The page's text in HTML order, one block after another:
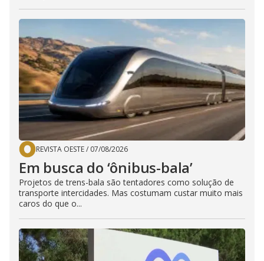
REVISTA OESTE/ 07/08/2026
Em busca do ‘ônibus-bala’
Projetos de trens-bala são tentadores como solução de
transporte intercidades. Mas costumam custar muito mais
caros do que o...